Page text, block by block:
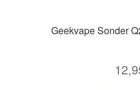
Geekvape Sonder